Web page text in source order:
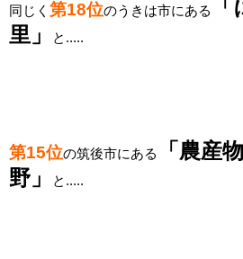
同じく 第18位のうきは市にある
里 」 と.....
第15位の筑後市にある
「農産
野 」 と.....